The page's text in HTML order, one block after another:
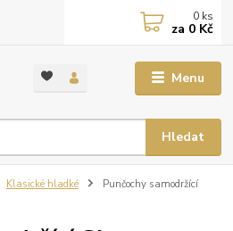
Menu
Hledat
0 ks
za 0 Kč
Klasické hladké
Punčochy samodržící